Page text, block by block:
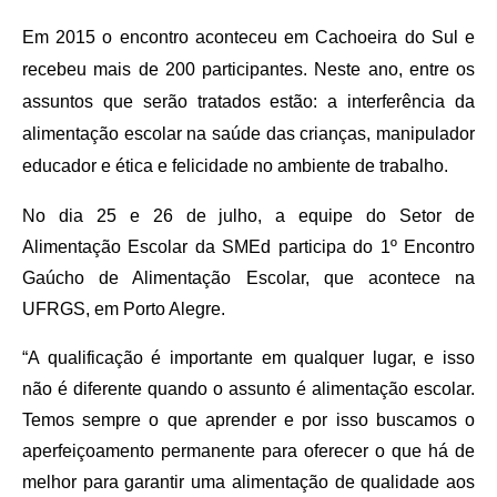
Contato
Em 2015 o encontro aconteceu em Cachoeira do Sul e
recebeu mais de 200 participantes. Neste ano, entre os
assuntos que serão tratados estão: a interferência da
alimentação escolar na saúde das crianças, manipulador
educador e ética e felicidade no ambiente de trabalho.
No dia 25 e 26 de julho, a equipe do Setor de
Alimentação Escolar da SMEd participa do 1º Encontro
Gaúcho de Alimentação Escolar, que acontece na
UFRGS, em Porto Alegre.
“A qualificação é importante em qualquer lugar, e isso
não é diferente quando o assunto é alimentação escolar.
Temos sempre o que aprender e por isso buscamos o
aperfeiçoamento permanente para oferecer o que há de
melhor para garantir uma alimentação de qualidade aos